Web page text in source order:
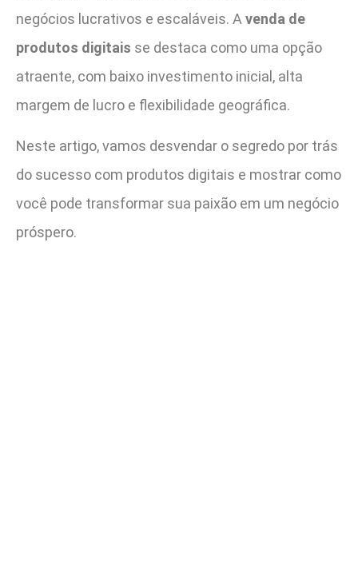
negócios lucrativos e escaláveis. Avenda de
produtos digitais se destaca como uma opção
atraente, com baixo investimento inicial, alta
margem de lucro e flexibilidade geográfica.
Neste artigo, vamos desvendar o segredo por trás
do sucesso com produtos digitais e mostrar como
você pode transformar sua paixão em um negócio
próspero.